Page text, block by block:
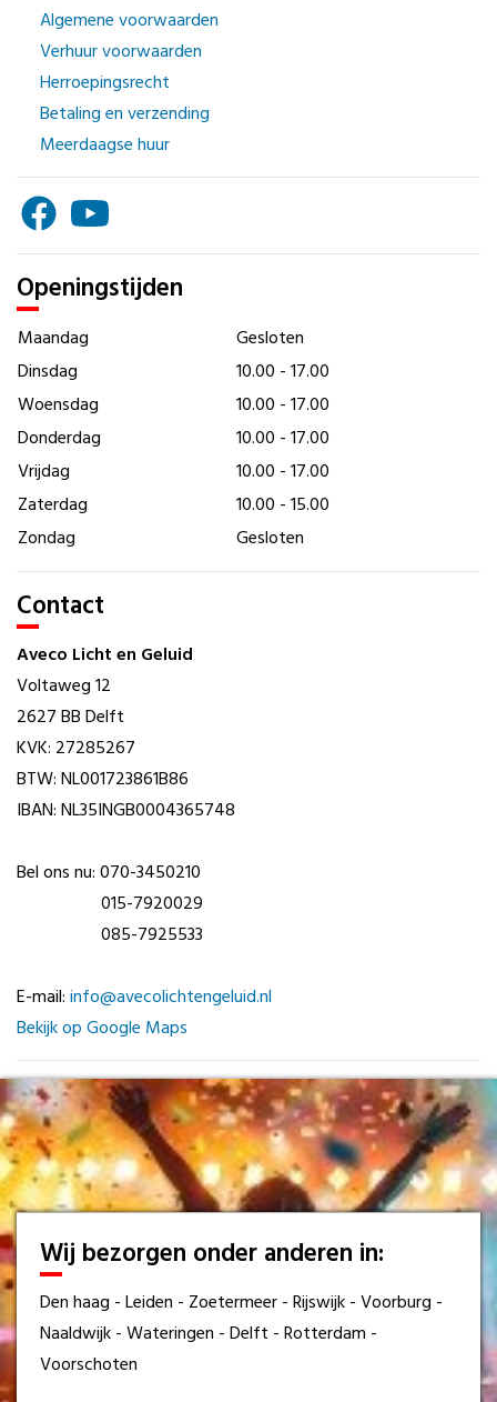
Algemene voorwaarden
Verhuur voorwaarden
Herroepingsrecht
Betaling en verzending
Meerdaagse huur
Openingstijden
Maandag
Gesloten
Dinsdag
10.00 - 17.00
Woensdag
10.00 - 17.00
Donderdag
10.00 - 17.00
Vrijdag
10.00 - 17.00
Zaterdag
10.00 - 15.00
Zondag
Gesloten
Contact
Aveco Licht en Geluid
Voltaweg 12
2627 BB Delft
KVK: 27285267
BTW: NL001723861B86
IBAN: NL35INGB0004365748
Bel ons nu: 070-3450210
015-7920029
085-7925533
E-mail: info@avecolichtengeluid.nl
Bekijk op Google Maps
Wij bezorgen onder anderen in:
Den haag - Leiden - Zoetermeer - Rijswijk - Voorburg -
Naaldwijk - Wateringen - Delft - Rotterdam -
Voorschoten